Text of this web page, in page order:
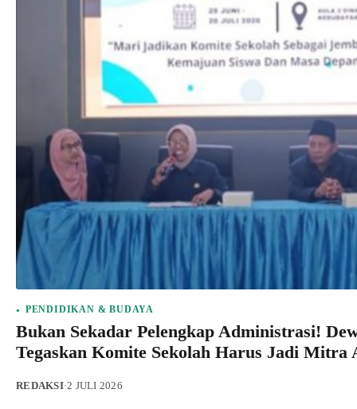
PENDIDIKAN & BUDAYA
Bukan Sekadar Pelengkap Administrasi!
Tegaskan Komite Sekolah Harus Jadi Mitra
REDAKSI·2 JULI 2026